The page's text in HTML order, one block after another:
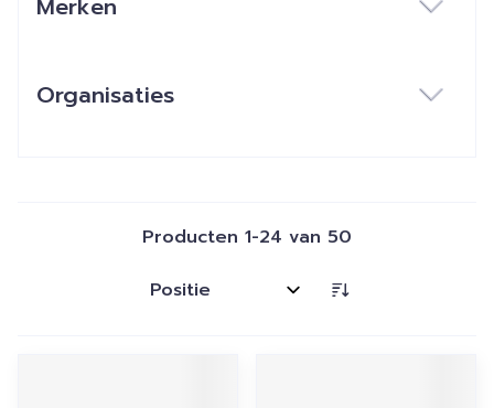
Merken
Organisaties
Producten 1-24 van 50
Sorteer op: